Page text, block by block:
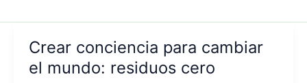
Crear conciencia para cambiar
el mundo: residuos cero